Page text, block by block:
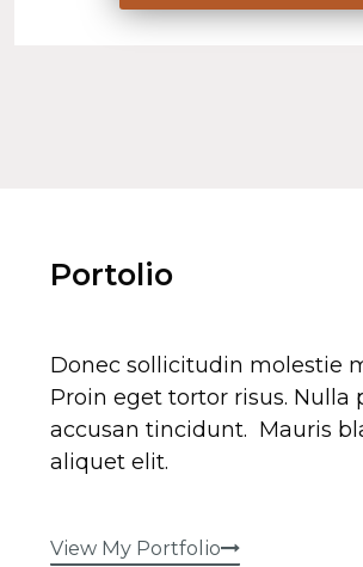
Portolio
Donec sollicitudin molestie
Proin eget tortor risus. Nulla
accusan tincidunt. Mauris
aliquet elit.
View My Portfolio